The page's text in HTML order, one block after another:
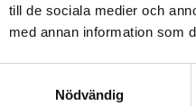
till de sociala medier och
med annan information som
Nödvändig
av buskar, rabatter och